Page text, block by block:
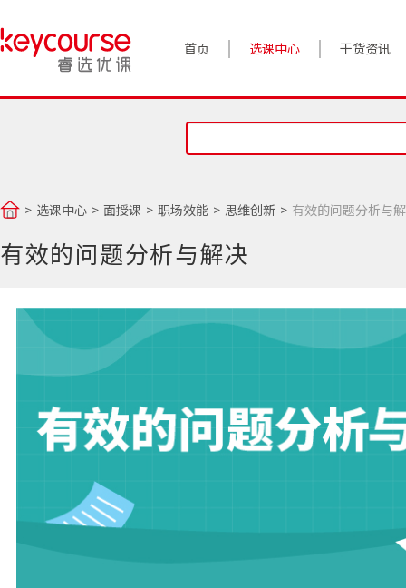
首页 选课中心 干货资讯
案例实践
对话高管
选课中心 面授课 职场效能 思维创新 有效的问题分析与
有效的问题分析与解决